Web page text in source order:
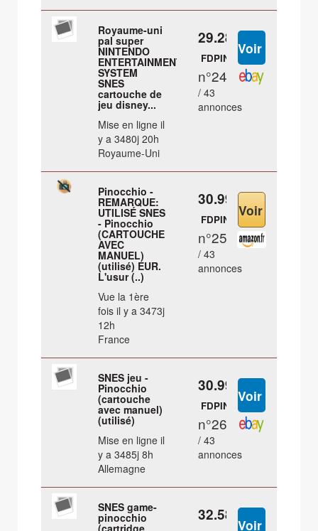
Royaume-uni
pal super
NINTENDO
ENTERTAINMENT
SYSTEM
SNES
cartouche de
jeu disney...
Mise en ligne il
y a 3480j 20h
Royaume-Uni
29.28 €
FDPIN
n°24
/ 43
annonces
Pinocchio -
REMARQUE:
UTILISÉ SNES
- Pinocchio
(CARTOUCHE
AVEC
MANUEL)
(utilisé) EUR.
L'usur (..)
Vue la 1ère
fois il y a 3473j
12h
France
30.99 €
FDPIN
n°25
/ 43
annonces
SNES jeu -
Pinocchio
(cartouche
avec manuel)
(utilisé)
Mise en ligne il
y a 3485j 8h
Allemagne
30.99 €
FDPIN
n°26
/ 43
annonces
SNES game-
pinocchio 32.58 €